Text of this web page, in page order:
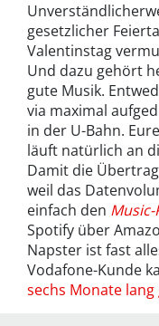
gesetzlicher
Valentinstag
Und dazu gehört
gute Musik.
via maximal
in der U-Bahn. Eure
läuft natürlich an
Damit die
weil das
einfach den Music-
Spotify über
Napster ist fast
Vodafone-Kunde
sechs Monate